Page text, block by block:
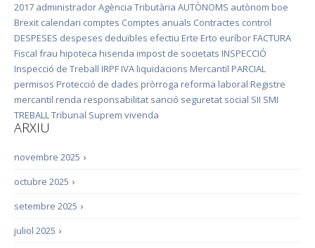
2017 administradorAgència Tributària AUTÒNOMS autònom boe
Brexit calendari comptes Comptes anuals Contractes control
DESPESES despeses deduïbles efectiu Erte Erto euríbor FACTURA
Fiscal frau hipoteca hisenda impost de societats INSPECCIÓ
Inspecció de Treball IRPF IVA liquidacions Mercantil PARCIAL
permisos Protecció de dades pròrroga reforma laboral Registre
mercantil renda responsabilitat sanció seguretat social SII SMI
TREBALLTribunal Suprem vivenda
ARXIU
›
novembre 2025
›
octubre 2025
›
setembre 2025
›
juliol 2025